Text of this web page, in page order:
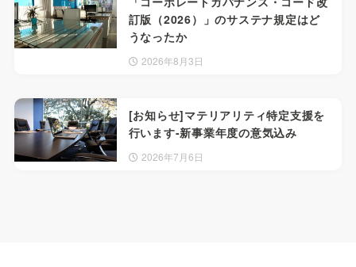
訂版（2026）」のサステナ規定はど
うなったか
2026年8月3日
[お知らせ]マテリアリティ特定支援を
行います-新事業年度の意気込み
2026年7月6日